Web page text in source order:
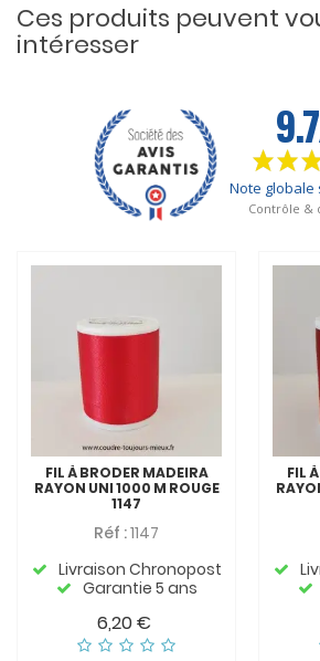
Ces produits peuvent
intéresser
FIL À BRODER MADEIRA
RAYON UNI 1000 M ROUGE
1147
Réf :1147
Livraison Chronopost
Garantie 5 ans
6,20 €
FIL